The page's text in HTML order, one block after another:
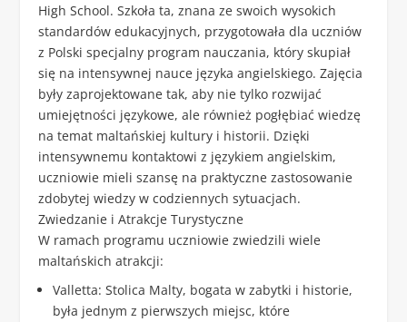
High School. Szkoła ta, znana ze swoich wysokich
standardów edukacyjnych, przygotowała dla uczniów
z Polski specjalny program nauczania, który skupiał
się na intensywnej nauce języka angielskiego. Zajęcia
były zaprojektowane tak, aby nie tylko rozwijać
umiejętności językowe, ale również pogłębiać wiedzę
na temat maltańskiej kultury i historii. Dzięki
intensywnemu kontaktowi z językiem angielskim,
uczniowie mieli szansę na praktyczne zastosowanie
zdobytej wiedzy w codziennych sytuacjach.
Zwiedzanie i Atrakcje Turystyczne
W ramach programu uczniowie zwiedzili wiele
maltańskich atrakcji:
Valletta: Stolica Malty, bogata w zabytki i historie,
była jednym z pierwszych miejsc, które